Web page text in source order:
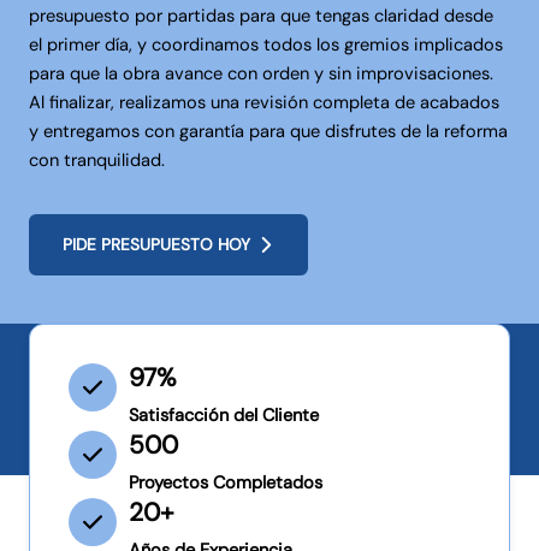
presupuesto por partidas para que tengas claridad desde
el primer día, y coordinamos todos los gremios implicados
para que la obra avance con orden y sin improvisaciones.
Al finalizar, realizamos una revisión completa de acabados
y entregamos con garantía para que disfrutes de la reforma
con tranquilidad.
PIDE PRESUPUESTO HOY
97%
Satisfacción del Cliente
500
Proyectos Completados
20+